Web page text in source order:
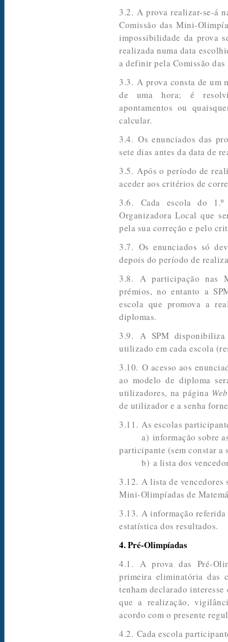
3.2. A prova realizar-se-á
Comissão das Mini-
impossibilidade da prova
realizada numa data
a definir pela Comissão
3.3. A prova consta de um
de uma hora; é
apontamentos ou
calcular.
3.4. Os enunciados das
sete dias antes da data de
3.5. Após o período de
aceder aos critérios de
3.6. Cada escola do
Organizadora Local que
pela sua correção e pelo
3.7. Os enunciados só
depois do período de
3.8. A participação nas
prémios, no entanto a
escola que promova a
diplomas.
3.9. A SPM
utilizado em cada escola
3.10. O acesso aos
ao modelo de diploma
utilizadores, na página Web
de utilizador e a senha
3.11. As escolas
a) informação sobre as
participante (sem constar
b) a lista dos
3.12. A lista de
Mini-Olimpíadas de
3.13. A informação
estatística dos resultados.
4. Pré-Olimpíadas
4.1. A prova das Pré-
primeira eliminatória das
tenham declarado
que a realização,
acordo com o presente
4.2. Cada escola